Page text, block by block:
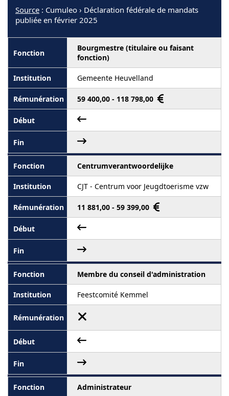
Source : Cumuleo › Déclaration fédérale de mandats
publiée en février 2025
Bourgmestre (titulaire ou faisant
fonction)
Gemeente Heuvelland
59 400,00 - 118 798,00
Centrumverantwoordelijke
CJT - Centrum voor Jeugdtoerisme vzw
11 881,00 - 59 399,00
Membre du conseil d'administration
Feestcomité Kemmel
Administrateur